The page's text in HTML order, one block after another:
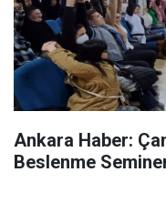
Ankara Haber:
Beslenme